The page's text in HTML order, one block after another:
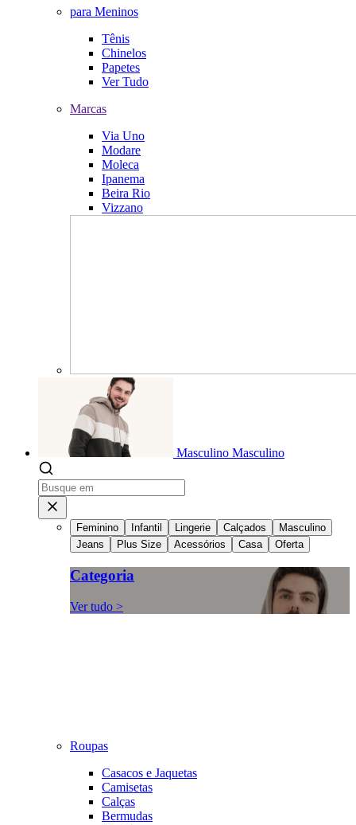
para Meninos
Tênis
Chinelos
Papetes
Ver Tudo
Marcas
Via Uno
Modare
Moleca
Ipanema
Beira Rio
Vizzano
Masculino Masculino
Feminino Infantil Lingerie Calçados
Masculino
Jeans
Plus Size Acessórios Casa Oferta
Categoria
Ver tudo >
Roupas
Casacos e Jaquetas
Camisetas
Calças
Bermudas